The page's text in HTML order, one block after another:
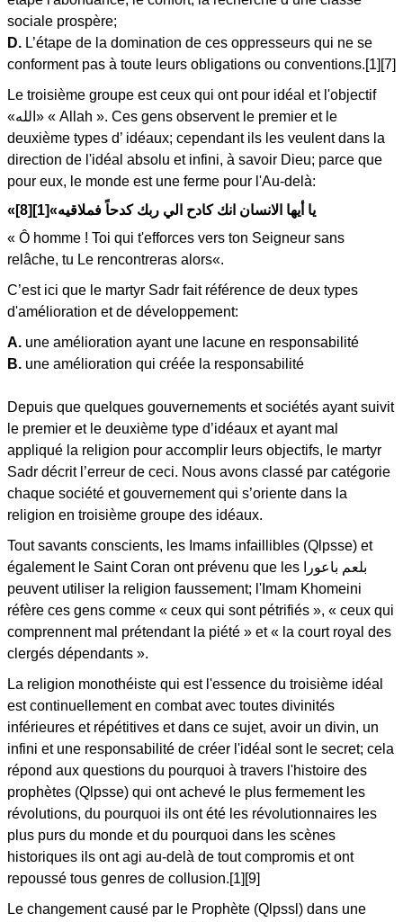
sociale prospère;
D. L’étape de la domination de ces oppresseurs qui ne se
conforment pas à toute leurs obligations ou conventions.[1][7]
Le troisième groupe est ceux qui ont pour idéal et l'objectif
«الله» « Allah ». Ces gens observent le premier et le
deuxième types d’ idéaux; cependant ils les veulent dans la
direction de l'idéal absolu et infini, à savoir Dieu; parce que
pour eux, le monde est une ferme pour l'Au-delà:
«يا أيها الانسان انك كادح الي ربك كدحاً فملاقيه»[1][8]
« Ô homme ! Toi qui t'efforces vers ton Seigneur sans
relâche, tu Le rencontreras alors«.
C’est ici que le martyr Sadr fait référence de deux types
d'amélioration et de développement:
A. une amélioration ayant une lacune en responsabilité
B. une amélioration qui créée la responsabilité
Depuis que quelques gouvernements et sociétés ayant suivit
le premier et le deuxième type d’idéaux et ayant mal
appliqué la religion pour accomplir leurs objectifs, le martyr
Sadr décrit l’erreur de ceci. Nous avons classé par catégorie
chaque société et gouvernement qui s’oriente dans la
religion en troisième groupe des idéaux.
Tout savants conscients, les Imams infaillibles (Qlpsse) et
également le Saint Coran ont prévenu que les بلعم باعورا
peuvent utiliser la religion faussement; l'Imam Khomeini
réfère ces gens comme « ceux qui sont pétrifiés », « ceux qui
comprennent mal prétendant la piété » et « la court royal des
clergés dépendants ».
La religion monothéiste qui est l'essence du troisième idéal
est continuellement en combat avec toutes divinités
inférieures et répétitives et dans ce sujet, avoir un divin, un
infini et une responsabilité de créer l'idéal sont le secret; cela
répond aux questions du pourquoi à travers l'histoire des
prophètes (Qlpsse) qui ont achevé le plus fermement les
révolutions, du pourquoi ils ont été les révolutionnaires les
plus purs du monde et du pourquoi dans les scènes
historiques ils ont agi au-delà de tout compromis et ont
repoussé tous genres de collusion.[1][9]
Le changement causé par le Prophète (Qlpssl) dans une